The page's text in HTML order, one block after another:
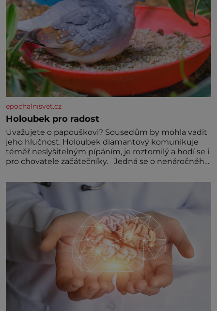
epochalnisvet.cz
Holoubek pro radost
Uvažujete o papouškovi? Sousedům by mohla vadit
jeho hlučnost. Holoubek diamantový komunikuje
téměř neslyšitelným pípáním, je roztomilý a hodí se i
pro chovatele začátečníky. Jedná se o nenáročného
Hodně času tráví na zemi, kde sbírá zbytky semínek
Jeho domovinou je prakticky celá Austrálie s
výjimkou pobřežní oblasti.